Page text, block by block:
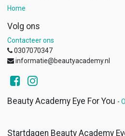
Home
Volg ons
Contacteer ons
0307070347
informatie@beautyacademy.nl
Beauty Academy Eye For You -
Startdagen Beauty Academy